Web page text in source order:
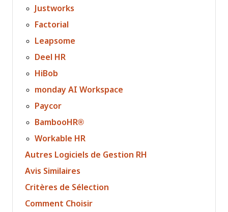
Justworks
Factorial
Leapsome
Deel HR
HiBob
monday AI Workspace
Paycor
BambooHR®
Workable HR
Autres Logiciels de Gestion RH
Avis Similaires
Critères de Sélection
Comment Choisir